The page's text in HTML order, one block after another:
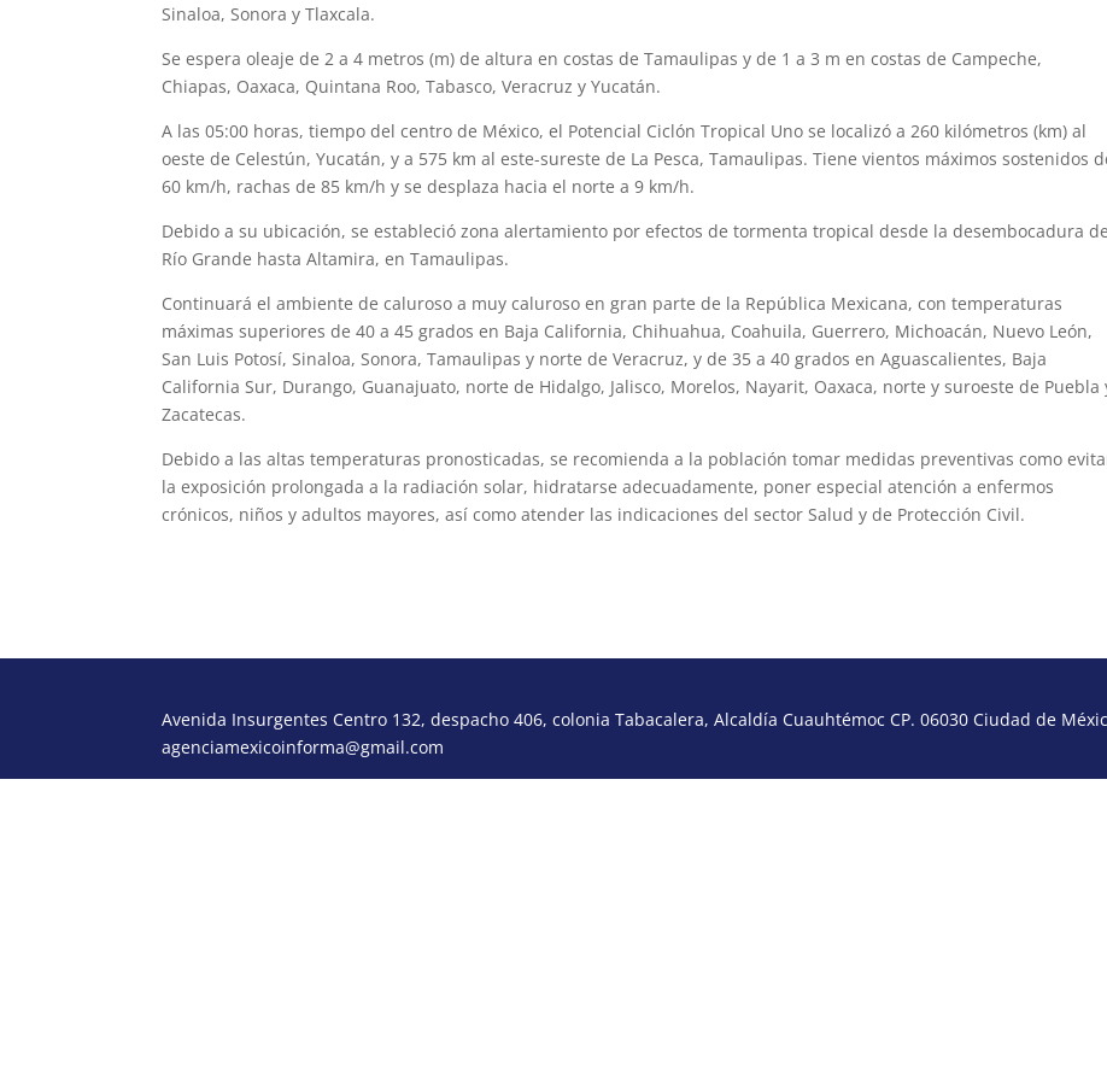
Sinaloa, Sonora y Tlaxcala.
Se espera oleaje de 2 a 4 metros (m) de altura en costas de Tamaulipas y de 1 a 3 m en costas de Campeche,
Chiapas, Oaxaca, Quintana Roo, Tabasco, Veracruz y Yucatán.
A las 05:00 horas, tiempo del centro de México, el Potencial Ciclón Tropical Uno se localizó a 260 kilómetros (km) al
oeste de Celestún, Yucatán, y a 575 km al este-sureste de La Pesca, Tamaulipas. Tiene vientos máximos sostenidos
60 km/h, rachas de 85 km/h y se desplaza hacia el norte a 9 km/h.
Debido a su ubicación, se estableció zona alertamiento por efectos de tormenta tropical desde la desembocadura
Río Grande hasta Altamira, en Tamaulipas.
Continuará el ambiente de caluroso a muy caluroso en gran parte de la República Mexicana, con temperaturas
máximas superiores de 40 a 45 grados en Baja California, Chihuahua, Coahuila, Guerrero, Michoacán, Nuevo León,
San Luis Potosí, Sinaloa, Sonora, Tamaulipas y norte de Veracruz, y de 35 a 40 grados en Aguascalientes, Baja
California Sur, Durango, Guanajuato, norte de Hidalgo, Jalisco, Morelos, Nayarit, Oaxaca, norte y suroeste de Puebla
Zacatecas.
Debido a las altas temperaturas pronosticadas, se recomienda a la población tomar medidas preventivas como
la exposición prolongada a la radiación solar, hidratarse adecuadamente, poner especial atención a enfermos
crónicos, niños y adultos mayores, así como atender las indicaciones del sector Salud y de Protección Civil.
Avenida Insurgentes Centro 132, despacho 406, colonia Tabacalera, Alcaldía Cuauhtémoc CP. 06030 Ciudad de
agenciamexicoinforma@gmail.com